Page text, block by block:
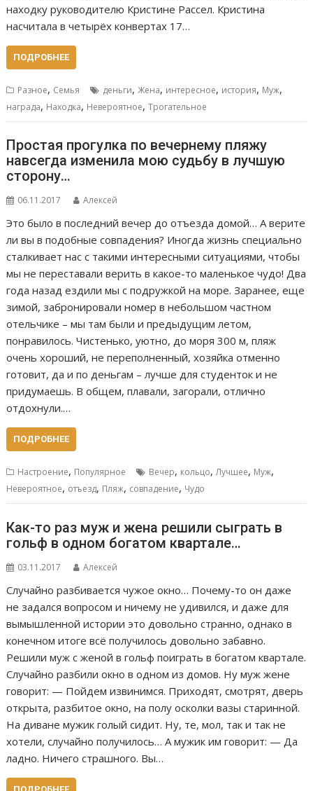
находку руководителю Кристине Рассел. Кристина
насчитала в четырёх конвертах 17…
ПОДРОБНЕЕ
Разное, Семья деньги, Жена, интересное, история, Муж,
награда, Находка, Невероятное,Трогательное
Простая прогулка по вечернему пляжу
навсегда изменила мою судьбу в лучшую
сторону…
06.11.2017 Алексей
Это было в последний вечер до отъезда домой… А верите
ли вы в подобные совпадения? Иногда жизнь специально
сталкивает нас с такими интересными ситуациями, чтобы
мы не переставали верить в какое-то маленькое чудо! Два
года назад ездили мы с подружкой на море. Заранее, еще
зимой, забронировали номер в небольшом частном
отельчике – мы там были и предыдущим летом,
понравилось. Чистенько, уютно, до моря 300 м, пляж
очень хороший, не переполненный, хозяйка отменно
готовит, да и по деньгам – лучше для студенток и не
придумаешь. В общем, плавали, загорали, отлично
отдохнули.…
ПОДРОБНЕЕ
Настроение, Популярное Вечер, кольцо,Лучшее, Муж,
Невероятное, отъезд, Пляж, совпадение, Чудо
Как-то раз муж и жена решили сыграть в
гольф в одном богатом квартале…
03.11.2017 Алексей
Случайно разбивается чужое окно… Почему-то он даже
не задался вопросом и ничему не удивился, и даже для
вымышленной истории это довольно странно, однако в
конечном итоге всё получилось довольно забавно.
Решили муж с женой в гольф поиграть в богатом квартале.
Случайно разбили окно в одном из домов. Ну муж жене
говорит: — Пойдем извинимся. Приходят, смотрят, дверь
открыта, разбитое окно, на полу осколки вазы старинной.
На диване мужик голый сидит. Ну, те, мол, так и так не
хотели, случайно получилось… А мужик им говорит: — Да
ладно. Ничего страшного. Вы…